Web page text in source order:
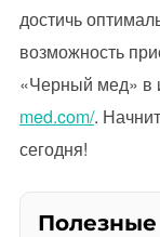
достичь
возможность
«Черный мед» в
med.com/.
сегодня!